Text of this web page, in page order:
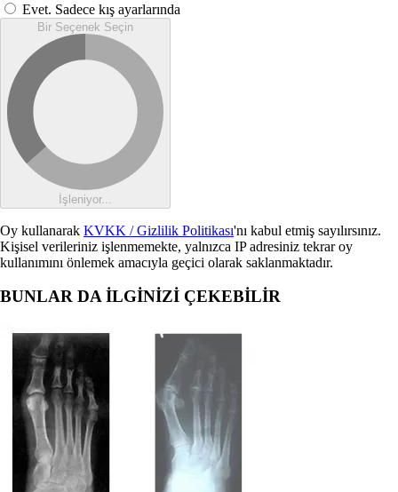
Evet. Sadece kış ayarlarında
Bir Seçenek Seçin
İşleniyor...
Oy kullanarak KVKK / Gizlilik Politikası'nı kabul etmiş sayılırsınız.
Kişisel verileriniz işlenmemekte, yalnızca IP adresiniz tekrar oy
kullanımını önlemek amacıyla geçici olarak saklanmaktadır.
BUNLAR DA İLGİNİZİ ÇEKEBİLİR